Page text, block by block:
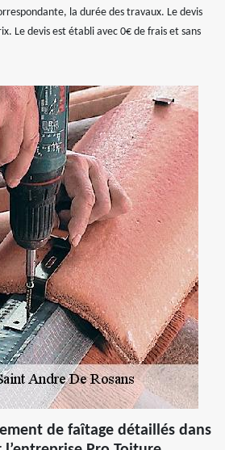
la durée des travaux. Le devis
Le devis est établi avec 0€ de frais et sans
de faîtage détaillés dans